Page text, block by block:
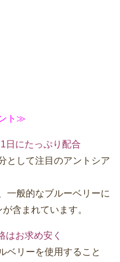
ト≫
日にたっぷり配合
として注目のアントシア
一般的なブルーベリーに
含まれています。
はお求め安く
ベリーを使用すること